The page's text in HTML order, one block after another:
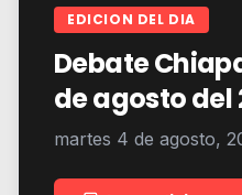
EDICION DEL DIA
Debate
de agosto del
martes 4 de agosto,